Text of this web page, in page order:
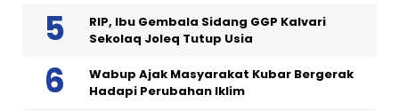
RIP, Ibu Gembala Sidang GGP Kalvari
Sekolaq Joleq Tutup Usia
Wabup Ajak Masyarakat Kubar Bergerak
Hadapi Perubahan Iklim